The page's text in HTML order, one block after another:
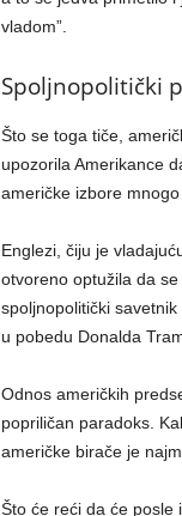
vladom”.
Spoljnopolitički
Što se toga tiče,
upozorila Amerikance
američke izbore
Englezi, čiju je
otvoreno optužila da
spoljnopolitički
u pobedu Donalda
Odnos američkih
popriličan paradoks.
američke birače je
Što će reći da će posle